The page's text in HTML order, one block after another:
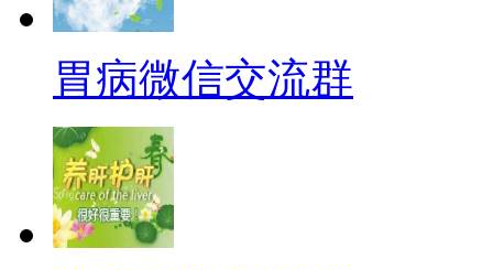
胃病微信交流群